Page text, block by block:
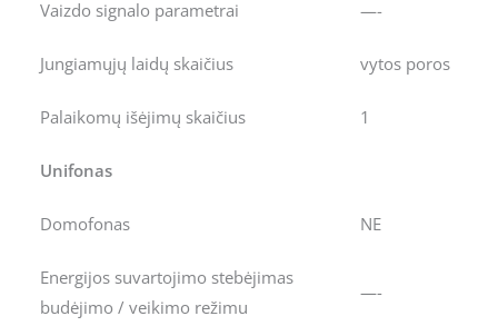
Vaizdo signalo parametrai —-
Jungiamųjų laidų skaičius vytos poros
Palaikomų išėjimų skaičius 1
Unifonas
Domofonas NE
Energijos suvartojimo stebėjimas
budėjimo / veikimo režimu
—-